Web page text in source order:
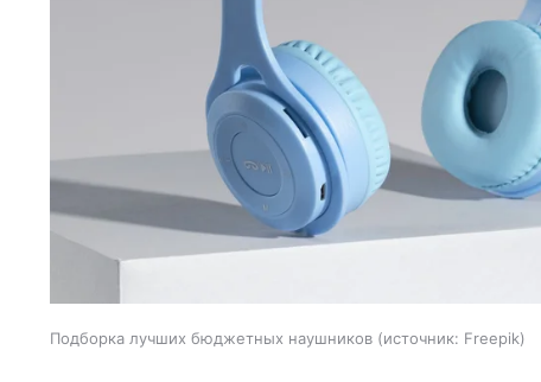
Подборка лучших бюджетных наушников источник: Freepik